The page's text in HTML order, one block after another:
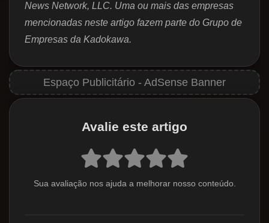
News Network, LLC. Uma ou mais das empresas
mencionadas neste artigo fazem parte do Grupo de
Empresas da Kadokawa.
Avalie este artigo
Sua avaliação nos ajuda a melhorar nosso conteúdo.